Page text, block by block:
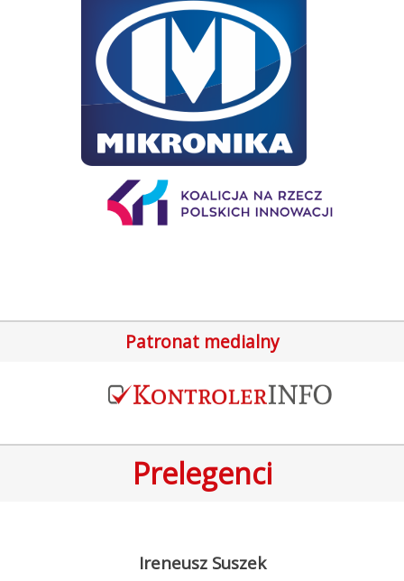
Patronat medialny
Prelegenci
Ireneusz Suszek